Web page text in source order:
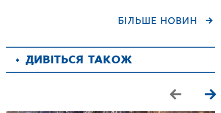
БІЛЬШЕ НОВИН
ДИВІТЬСЯ ТАКОЖ